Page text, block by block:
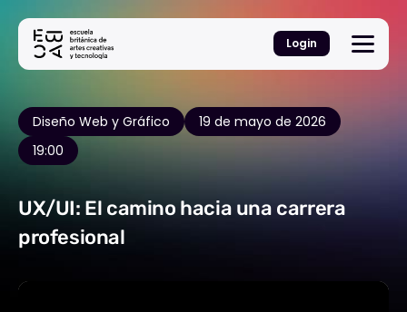
Login
Diseño Web y Gráfico
19 de mayo de 2026
19:00
UX/UI: El camino hacia una carrera
profesional